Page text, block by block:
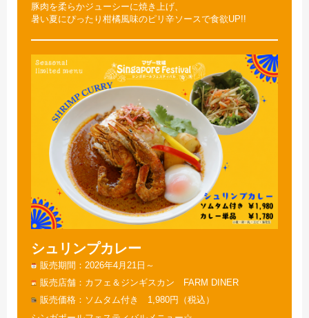
豚肉を柔らかジューシーに焼き上げ、
暑い夏にぴったり柑橘風味のピリ辛ソースで食欲UP!!
シュリンプカレー
販売期間
2026年4月21日～
販売店舗
カフェ＆ジンギスカン FARM DINER
販売価格
ソムタム付き 1,980円（税込）